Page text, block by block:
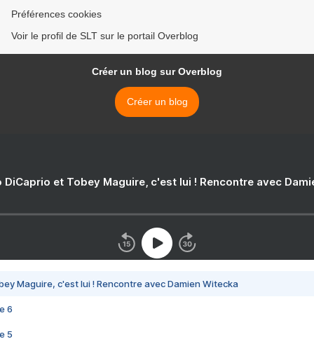
Préférences cookies
Voir le profil de SLT sur le portail Overblog
Créer un blog sur Overblog
Créer un blog
DiCaprio et Tobey Maguire, c'est lui ! Rencontre avec
Maguire, c'est lui ! Rencontre avec Damien Witecka
6
5